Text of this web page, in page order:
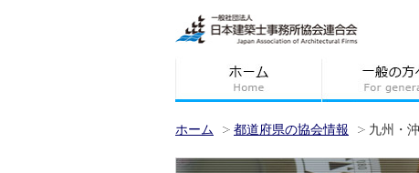
ホーム 都道府県の協会情報 九州・